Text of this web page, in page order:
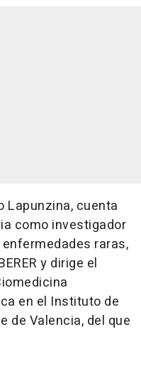
Lapunzina, cuenta
como investigador
raras,
y dirige el
en el Instituto de
de Valencia, del que